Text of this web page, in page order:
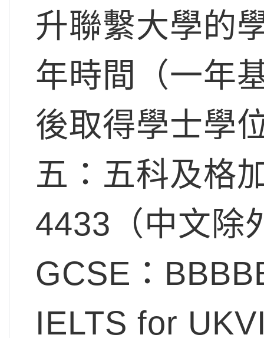
升聯繫大學的
年時間（一年
後取得學士學
五：五科及格
4433（中文除
GCSE：
IELTS for